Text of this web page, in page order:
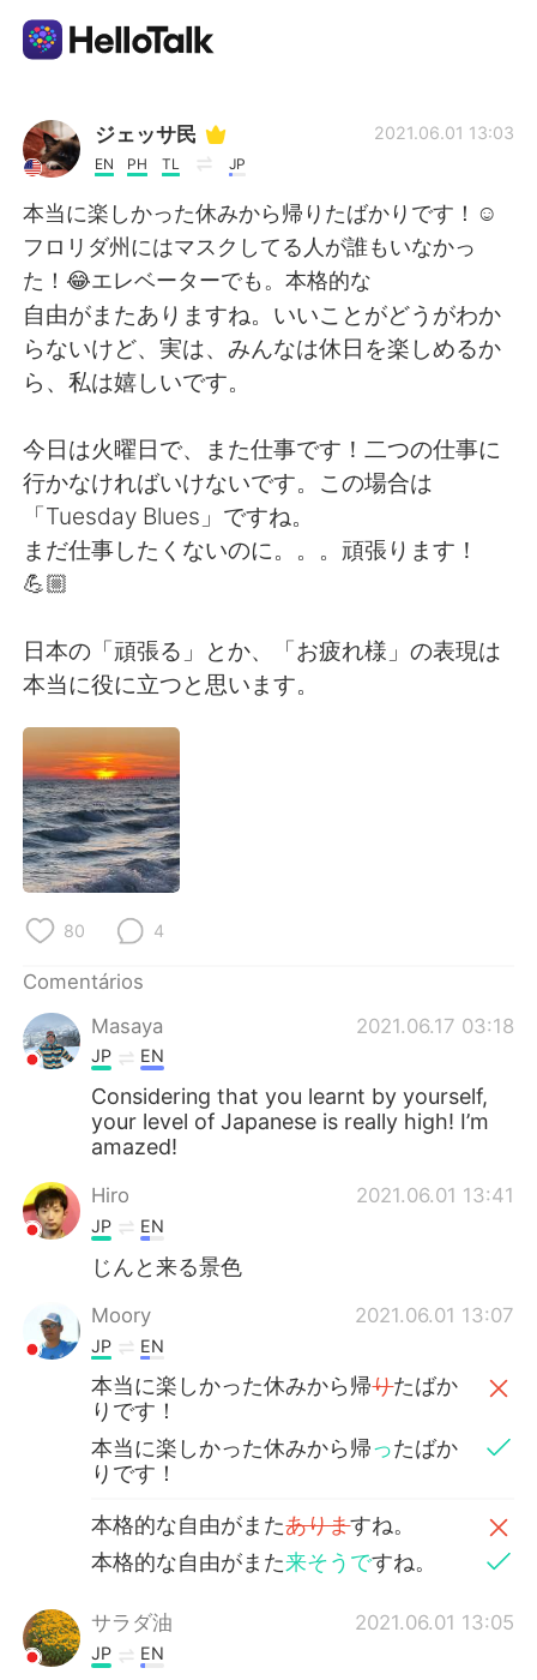
Aplicativo de troca de idioma
AI Grammar Checker
Português
English 简体中文
العربية Français
Deutsch 日本語
ไทย Indonesia
Italiano
Tiếng Việt
ジェッサ民
EN PH TL JP
2021.06.01 13:03
本当に楽しかった休みから帰りたばかりです！☺️
フロリダ州にはマスクしてる人が誰もいなかっ
た！😂エレベーターでも。本格的な
自由がまたありますね。いいことがどうがわか
らないけど、実は、みんなは休日を楽しめるか
ら、私は嬉しいです。
今日は火曜日で、また仕事です！二つの仕事に
行かなければいけないです。この場合は
「Tuesday Blues」ですね。
まだ仕事したくないのに。。。頑張ります！
💪🏼
日本の「頑張る」とか、「お疲れ様」の表現は
本当に役に立つと思います。
80 4
Comentários
Masaya
2021.06.17 03:18
JP EN
Considering that you learnt by yourself,
your level of Japanese is really high! I’m
amazed!
Hiro 2021.06.01 13:41
JP EN
じんと来る景色
Moory 2021.06.01 13:07
JP EN
本当に楽しかった休みから帰りたばか
りです！
本当に楽しかった休みから帰ったばか
りです！
本格的な自由がまたありますね。
本格的な自由がまた来そうですね。
サラダ油 2021.06.01 13:05
JP EN